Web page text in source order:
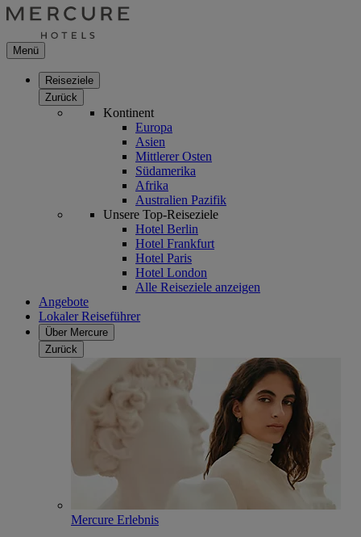
Menü
Reiseziele
Zurück
Kontinent
Europa
Asien
Mittlerer Osten
Südamerika
Afrika
Australien Pazifik
Unsere Top-Reiseziele
Hotel Berlin
Hotel Frankfurt
Hotel Paris
Hotel London
Alle Reiseziele anzeigen
Angebote
Lokaler Reiseführer
Über Mercure
Zurück
Mercure Erlebnis